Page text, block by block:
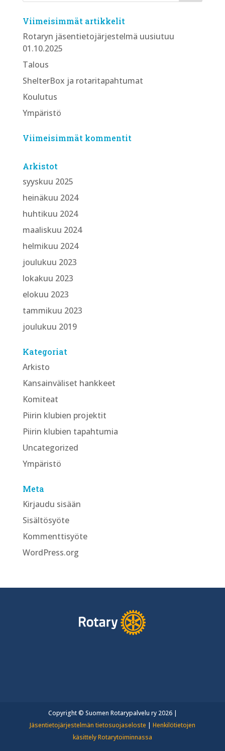
Viimeisimmät artikkelit
Rotaryn jäsentietojärjestelmä uusiutuu
01.10.2025
Talous
ShelterBox ja rotaritapahtumat
Koulutus
Ympäristö
Viimeisimmät kommentit
Arkistot
syyskuu 2025
heinäkuu 2024
huhtikuu 2024
maaliskuu 2024
helmikuu 2024
joulukuu 2023
lokakuu 2023
elokuu 2023
tammikuu 2023
joulukuu 2019
Kategoriat
Arkisto
Kansainväliset hankkeet
Komiteat
Piirin klubien projektit
Piirin klubien tapahtumia
Uncategorized
Ympäristö
Meta
Kirjaudu sisään
Sisältösyöte
Kommenttisyöte
WordPress.org
Copyright © Suomen Rotarypalvelu ry 2026 |
Jäsentietojärjestelmän tietosuojaseloste | Henkilötietojen
käsittely Rotarytoiminnassa